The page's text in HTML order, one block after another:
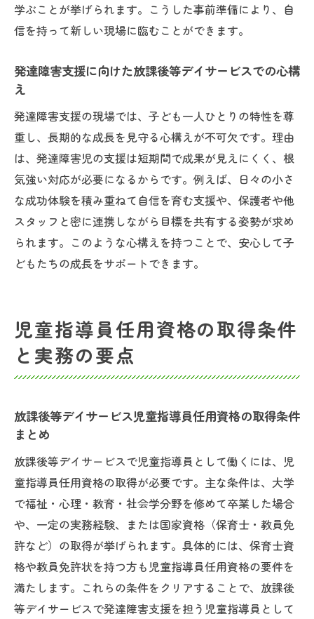
学ぶことが挙げられます。こうした事前準備により、自
信を持って新しい現場に臨むことができます。
発達障害支援に向けた放課後等デイサービスでの心構
え
発達障害支援の現場では、子ども一人ひとりの特性を尊
重し、長期的な成長を見守る心構えが不可欠です。理由
は、発達障害児の支援は短期間で成果が見えにくく、根
気強い対応が必要になるからです。例えば、日々の小さ
な成功体験を積み重ねて自信を育む支援や、保護者や他
スタッフと密に連携しながら目標を共有する姿勢が求め
られます。このような心構えを持つことで、安心して子
どもたちの成長をサポートできます。
児童指導員任用資格の取得条件
と実務の要点
放課後等デイサービス児童指導員任用資格の取得条件
まとめ
放課後等デイサービスで児童指導員として働くには、児
童指導員任用資格の取得が必要です。主な条件は、大学
で福祉・心理・教育・社会学分野を修めて卒業した場合
や、一定の実務経験、または国家資格（保育士・教員免
許など）の取得が挙げられます。具体的には、保育士資
格や教員免許状を持つ方も児童指導員任用資格の要件を
満たします。これらの条件をクリアすることで、放課後
等デイサービスで発達障害支援を担う児童指導員として